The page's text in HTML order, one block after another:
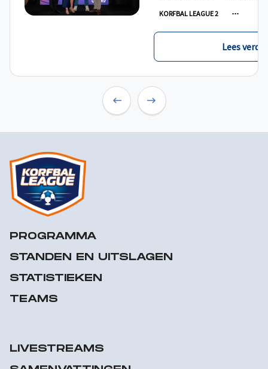
KORFBAL LEAGUE 2
Lees verder
PROGRAMMA
STANDEN EN UITSLAGEN
STATISTIEKEN
TEAMS
LIVESTREAMS